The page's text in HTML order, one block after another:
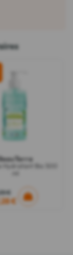
Hydratant Bio 500
€
€